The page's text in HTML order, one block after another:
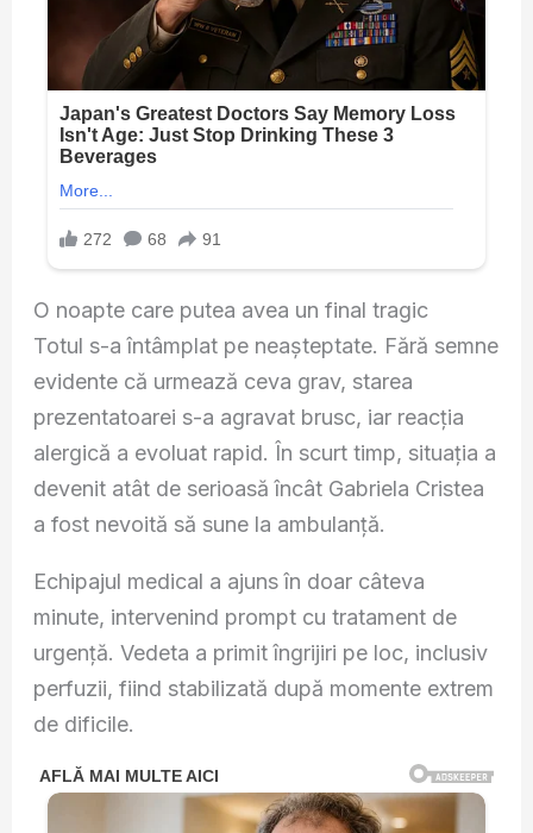
O noapte care putea avea un final tragic
Totul s-a întâmplat pe neașteptate. Fără semne
evidente că urmează ceva grav, starea
prezentatoarei s-a agravat brusc, iar reacția
alergică a evoluat rapid. În scurt timp, situația a
devenit atât de serioasă încât Gabriela Cristea
a fost nevoită să sune la ambulanță.
Echipajul medical a ajuns în doar câteva
minute, intervenind prompt cu tratament de
urgență. Vedeta a primit îngrijiri pe loc, inclusiv
perfuzii, fiind stabilizată după momente extrem
de dificile.